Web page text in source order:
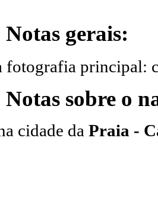
Notas gerais:
fotografia principal:
Notas sobre o
cidade da Praia -